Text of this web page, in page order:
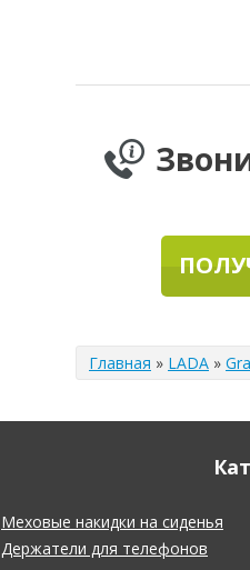
Главная » LADA »
Меховые накидки на сиденья
Держатели для телефонов